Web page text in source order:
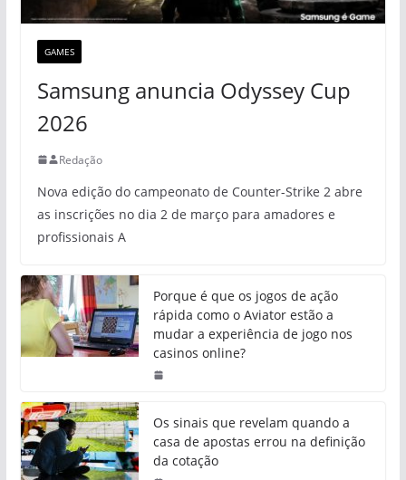
GAMES
Samsung anuncia Odyssey Cup
2026
Redação
Nova edição do campeonato de Counter-Strike 2 abre
as inscrições no dia 2 de março para amadores e
profissionais A
Porque é que os jogos de ação
rápida como o Aviator estão a
mudar a experiência de jogo nos
casinos online?
Os sinais que revelam quando a
casa de apostas errou na definição
da cotação